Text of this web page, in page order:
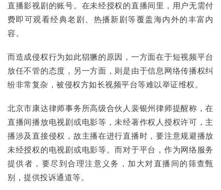
直播影视剧的账号。在未经授权的直播间里，用户无需付
费即可观看经典老剧、热播新剧等覆盖海内外的丰富内
容。
而造成侵权行为如此猖獗的原因，一方面在于短视频平台
放任不管的态度，另一方面，则是由于信息网络传播权纠
纷非常复杂，被侵权方如长视频平台等难以举证维权。
北京市康达律师事务所高级合伙人裴银州律师提醒称，在
直播间播放电视剧或电影等，未经著作权人授权许可，主
播涉及直接侵权，故主播在进行直播时，要注意规避播放
未经授权的电视剧或电影等。而对于平台，作为网络服务
提供者，要尽到合理注意义务，加大对直播间的筛查甄
别，提供投诉通道等。